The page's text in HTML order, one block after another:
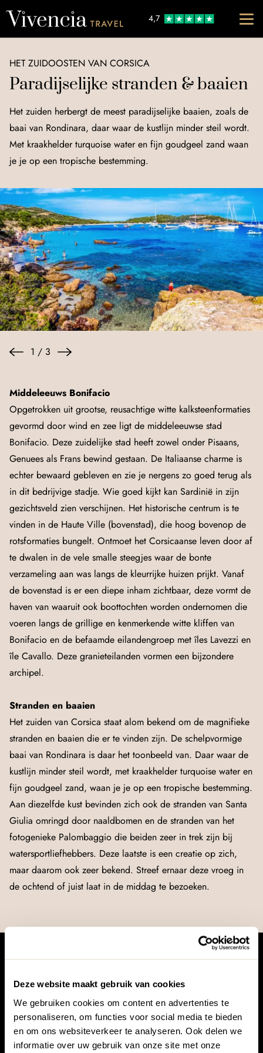
Deze website maakt gebruik van cookies
We gebruiken cookies om content en advertenties te
personaliseren, om functies voor social media te bieden
en om ons websiteverkeer te analyseren. Ook delen we
informatie over uw gebruik van onze site met onze
4,7
HET ZUIDOOSTEN VAN CORSICA
Paradijselijke stranden & baaien
Het zuiden herbergt de meest paradijselijke baaien, zoals de
baai van Rondinara, daar waar de kustlijn minder steil wordt.
Met kraakhelder turquoise water en fijn goudgeel zand waan
je je op een tropische bestemming.
1 / 3
Middeleeuws Bonifacio
Opgetrokken uit grootse, reusachtige witte kalksteenformaties
gevormd door wind en zee ligt de middeleeuwse stad
Bonifacio. Deze zuidelijke stad heeft zowel onder Pisaans,
Genuees als Frans bewind gestaan. De Italiaanse charme is
echter bewaard gebleven en zie je nergens zo goed terug als
in dit bedrijvige stadje. Wie goed kijkt kan Sardinië in zijn
gezichtsveld zien verschijnen. Het historische centrum is te
vinden in de Haute Ville (bovenstad), die hoog bovenop de
rotsformaties bungelt. Ontmoet het Corsicaanse leven door af
te dwalen in de vele smalle steegjes waar de bonte
verzameling aan was langs de kleurrijke huizen prijkt. Vanaf
de bovenstad is er een diepe inham zichtbaar, deze vormt de
haven van waaruit ook boottochten worden ondernomen die
voeren langs de grillige en kenmerkende witte kliffen van
Bonifacio en de befaamde eilandengroep met îles Lavezzi en
île Cavallo. Deze granieteilanden vormen een bijzondere
archipel.
Stranden en baaien
Het zuiden van Corsica staat alom bekend om de magnifieke
stranden en baaien die er te vinden zijn. De schelpvormige
baai van Rondinara is daar het toonbeeld van. Daar waar de
kustlijn minder steil wordt, met kraakhelder turquoise water en
fijn goudgeel zand, waan je je op een tropische bestemming.
Aan diezelfde kust bevinden zich ook de stranden van Santa
Giulia omringd door naaldbomen en de stranden van het
fotogenieke Palombaggio die beiden zeer in trek zijn bij
watersportliefhebbers. Deze laatste is een creatie op zich,
maar daarom ook zeer bekend. Streef ernaar deze vroeg in
de ochtend of juist laat in de middag te bezoeken.
Bel ons
Wij zijn telefonisch bereikbaar van
08.00 en 17.30 uur.
Bel 0570 - 769 157